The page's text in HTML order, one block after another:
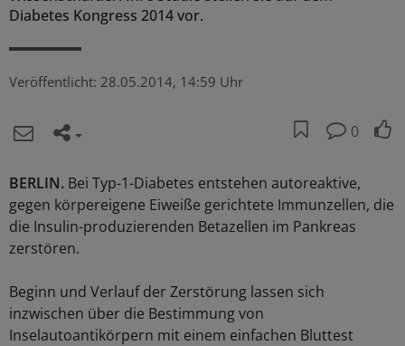
Diabetes Kongress 2014 vor.
Veröffentlicht: 28.05.2014, 14:59 Uhr
0
BERLIN. Bei Typ-1-Diabetes entstehen autoreaktive,
gegen körpereigene Eiweiße gerichtete Immunzellen, die
die Insulin-produzierenden Betazellen im Pankreas
zerstören.
Beginn und Verlauf der Zerstörung lassen sich
inzwischen über die Bestimmung von
Inselautoantikörpern mit einem einfachen Bluttest